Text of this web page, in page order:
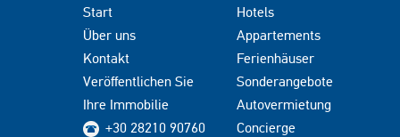
Start
Über uns
Kontakt
Veröffentlichen Sie
Ihre Immobilie
+30 28210 90760
Hotels
Appartements
Ferienhäuser
Sonderangebote
Autovermietung
Concierge